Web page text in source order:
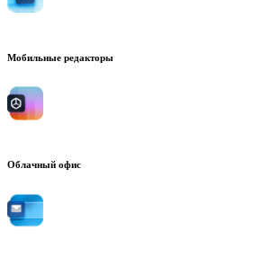
Мобильные редакторы
Облачный офис